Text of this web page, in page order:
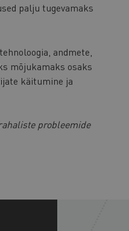
palju tugevamaks
andmete,
mõjukamaks osaks
käitumine ja
probleemide